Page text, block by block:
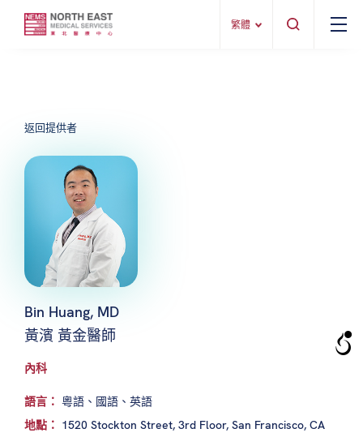
繁體
返回提供者
Bin Huang, MD
黃濱 黃金醫師
內科
語言： 粵語、國語、英語
地點： 1520 Stockton Street, 3rd Floor, San Francisco, CA